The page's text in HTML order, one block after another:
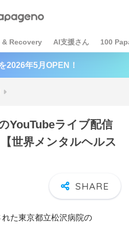
& Recovery AI支援さん 100
2026年5月OPEN！
YouTubeライブ配信
世界メンタルヘルス
た東京都立松沢病院の